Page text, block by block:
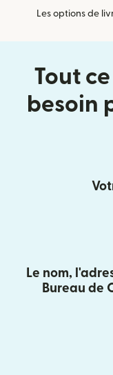
Les options de
Tout
besoin
Le nom,
Bureau de